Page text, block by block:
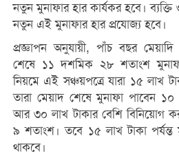
নতুন মুনাফার হার কার্যকর হবে। ব্যক্তি
নতুন এই মুনাফার হার প্রযোজ্য হবে।
প্রজ্ঞাপন অনুযায়ী, পাঁচ বছর মেয়াদি
শেষে ১১ দশমিক ২৮ শতাংশ
নিয়মে এই সঞ্চয়পত্রে যারা ১৫ লাখ
তারা মেয়াদ শেষে মুনাফা পাবেন
আর ৩০ লাখ টাকার বেশি বিনিয়োগ
৯ শতাংশ। তবে ১৫ লাখ টাকা
থাকবে।